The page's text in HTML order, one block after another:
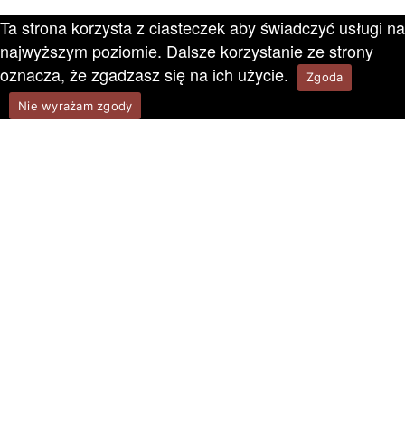
Ta strona korzysta z ciasteczek aby świadczyć usługi na
najwyższym poziomie. Dalsze korzystanie ze strony
oznacza, że zgadzasz się na ich użycie.
Zgoda
Nie wyrażam zgody